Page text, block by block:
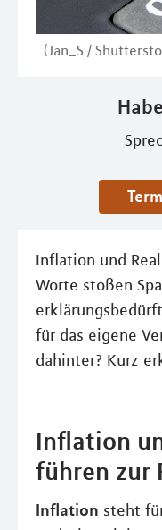
(Jan_S /
Inflation und
Worte stoßen
für das eigene
dahinter? Kurz
Inflation
führen zur
Inflation steht